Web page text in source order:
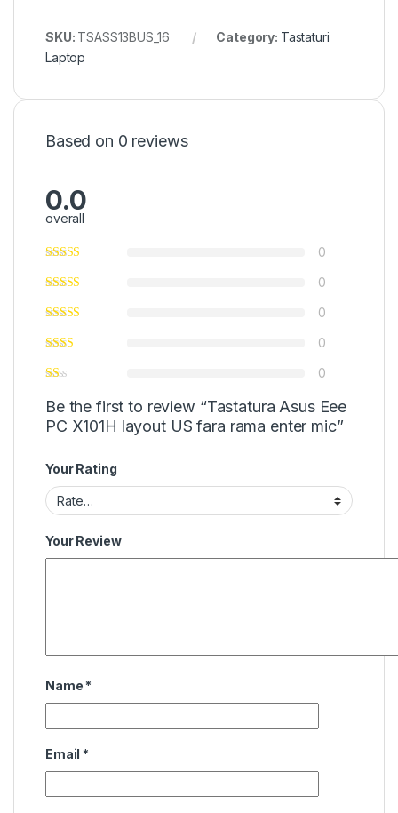
SKU: TSASS13BUS_16 Category: Tastaturi
Laptop
Based on 0 reviews
0.0
overall
0
0
0
0
0
Be the first to review “Tastatura Asus Eee
PC X101H layout US fara rama enter mic”
Your Rating
Your Review
Name *
Email *